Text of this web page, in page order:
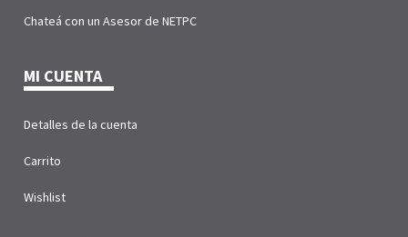
Chateá con un Asesor de NETPC
MI CUENTA
Detalles de la cuenta
Carrito
Wishlist